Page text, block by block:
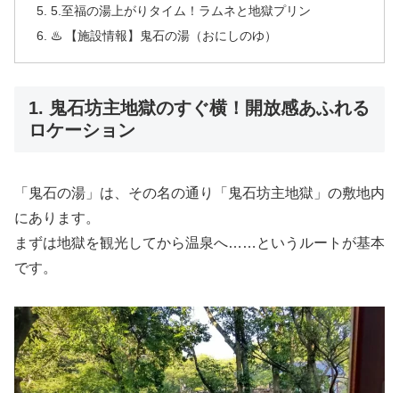
5.至福の湯上がりタイム！ラムネと地獄プリン
♨️ 【施設情報】鬼石の湯（おにしのゆ）
1. 鬼石坊主地獄のすぐ横！開放感あふれる
ロケーション
「鬼石の湯」は、その名の通り「鬼石坊主地獄」の敷地内
にあります。
まずは地獄を観光してから温泉へ……というルートが基本
です。